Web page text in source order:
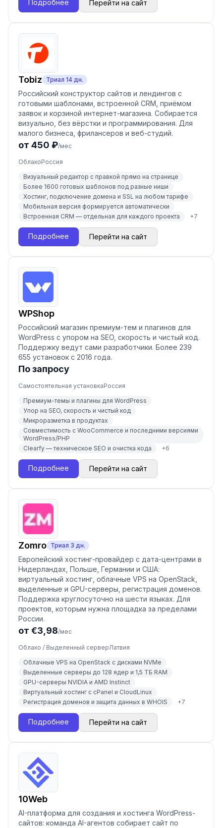
Подробнее Перейти на сайт
Tobiz Триал 14 дн.
Российский конструктор сайтов и лендингов с
готовыми шаблонами, встроенной CRM, приёмом
заявок и корзиной интернет-магазина. Собирается
визуально, без вёрстки и программирования. Для
малого бизнеса, фрилансеров и веб-студий.
от 450 ₽/мес
ОблакоРоссия
Визуальный редактор с правкой прямо на странице
Более 1600 готовых шаблонов под разные ниши
Хостинг, подключение домена и SSL на любом тарифе
Мобильная версия формируется автоматически
Встроенная CRM — отдельная для каждого проекта
+7
Подробнее Перейти на сайт
WPShop
Российский магазин премиум-тем и плагинов для
WordPress с упором на SEO, скорость и чистый код.
Поддержку ведут сами разработчики. Более 239
655 установок с 2016 года.
По запросу
Самостоятельная установкаРоссия
Премиум-темы и плагины для WordPress
Упор на SEO, скорость и чистый код
Микроразметка в продуктах
Совместимость с WooCommerce и последними версиями
WordPress/PHP
Clearfy — техническое SEO и очистка кода
+6
Подробнее Перейти на сайт
Zomro Триал 3 дн.
Европейский хостинг-провайдер с дата-центрами в
Нидерландах, Польше, Германии и США:
виртуальный хостинг, облачные VPS на OpenStack,
выделенные и GPU-серверы, регистрация доменов.
Поддержка круглосуточно на шести языках. Для
проектов, которым нужна площадка за пределами
России.
от €3,98/мес
Облако / Выделенный серверЛатвия
Облачные VPS на OpenStack с дисками NVMe
Выделенные серверы до 128 ядер и 1,5 ТБ RAM
GPU-серверы NVIDIA и AMD Instinct
Виртуальный хостинг с cPanel и CloudLinux
Регистрация доменов и защита данных в WHOIS
+7
Подробнее Перейти на сайт
10Web
AI-платформа для создания и хостинга WordPress-
сайтов: команда AI-агентов собирает сайт по